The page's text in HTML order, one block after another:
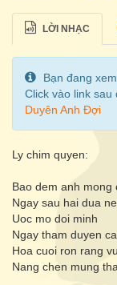
LỜI NHẠC
Bạn đang
Click vào link sau
Duyên Anh Đợi
Ly chim quyen:
Bao dem anh mong
Ngay sau hai dua
Uoc mo doi minh
Ngay tham duyen
Hoa cuoi ron rang
Nang chen mung